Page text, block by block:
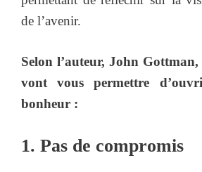
de l’avenir.
Selon l’auteur, John
vont vous permettre
bonheur :
1. Pas de compromis